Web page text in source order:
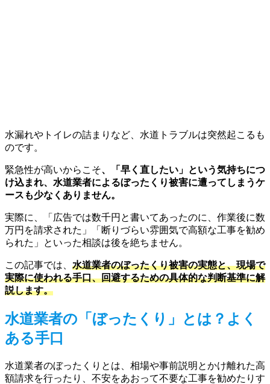
水漏れやトイレの詰まりなど、水道トラブルは突然起こるも
のです。
緊急性が高いからこそ、「早く直したい」という気持ちにつ
け込まれ、水道業者によるぼったくり被害に遭ってしまうケ
ースも少なくありません。
実際に、「広告では数千円と書いてあったのに、作業後に数
万円を請求された」「断りづらい雰囲気で高額な工事を勧め
られた」といった相談は後を絶ちません。
この記事では、 水道業者のぼったくり被害の実態と、現場で
実際に使われる手口、回避するための具体的な判断基準に解
説します。
水道業者の「ぼったくり」とは？よく
ある手口
水道業者のぼったくりとは、相場や事前説明とかけ離れた高
額請求を行ったり、不安をあおって不要な工事を勧めたりす